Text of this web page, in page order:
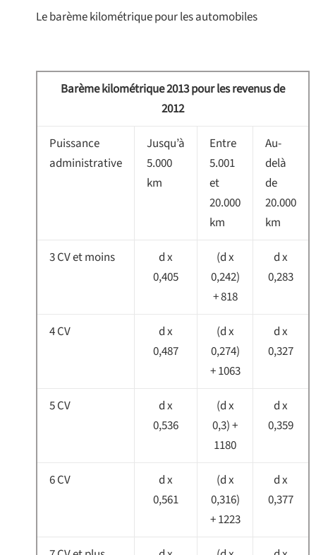
Le barème kilométrique pour les automobiles
Barème kilométrique 2013 pour les revenus de
2012
Puissance
administrative
Jusqu’à
5.000
km
Entre
5.001
et
20.000
km
Au-
delà
de
20.000
km
3 CV et moins
d x
0,405
(d x
0,242)
+ 818
d x
0,283
4 CV
d x
0,487
(d x
0,274)
+ 1063
d x
0,327
5 CV
d x
0,536
(d x
0,3) +
1180
d x
0,359
6 CV
d x
0,561
(d x
0,316)
+ 1223
d x
0,377